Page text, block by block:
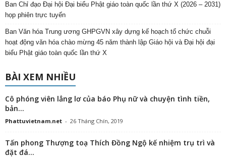
Ban Chỉ đạo Đại hội Đại biểu Phật giáo toàn quốc lần thứ X (2026 – 2031)
họp phiên trực tuyến
Ban Văn hóa Trung ương GHPGVN xây dựng kế hoạch tổ chức chuỗi
hoạt động văn hóa chào mừng 45 năm thành lập Giáo hội và Đại hội đại
biểu Phật giáo toàn quốc lần thứ X
BÀI XEM NHIỀU
Cô phóng viên lẳng lơ của báo Phụ nữ và chuyện tình tiền,
bản...
Phattuvietnam.net - 26 Tháng Chín, 2019
Tấn phong Thượng toạ Thích Đồng Ngộ kế nhiệm trụ trì và
đặt đá...